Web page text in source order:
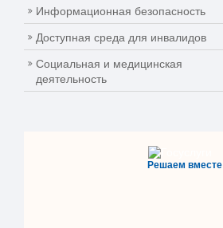
Информационная безопасность
Доступная среда для инвалидов
Социальная и медицинская
деятельность
Решаем вместе